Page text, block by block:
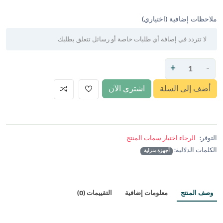
ملاحظات إضافية (اختياري)
-
+
أضف إلى السلة اشتري الآن
التوفر: الرجاء اختيار سمات المنتج
الكلمات الدلالية:
أجهزة منزلية
وصف المنتج معلومات إضافية التقييمات (0)